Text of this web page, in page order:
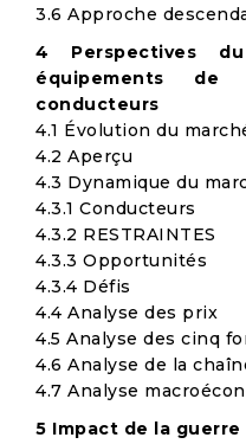
3.6 Approche
4 Perspectives
équipements
conducteurs
4.1 Évolution du
4.2 Aperçu
4.3 Dynamique du
4.3.1 Conducteurs
4.3.2 RESTRAINTES
4.3.3 Opportunités
4.3.4 Défis
4.4 Analyse des prix
4.5 Analyse des cinq
4.6 Analyse de la
4.7 Analyse
5 Impact de la guerre